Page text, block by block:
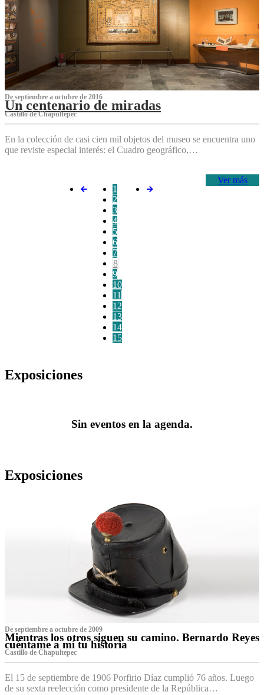
De septiembre a octubre de 2016
Un centenario de miradas
Castillo de Chapultepec
En la colección de casi cien mil objetos del museo se encuentra uno
que reviste especial interés: el Cuadro geográfico,…
Ver más
1
2
3
4
5
6
7
8
9
10
11
12
13
14
15
Exposiciones
Sin eventos en la agenda.
Exposiciones
De septiembre a octubre de 2009
Mientras los otros siguen su camino. Bernardo Reyes
cuéntame a mí tu historia
Castillo de Chapultepec
El 15 de septiembre de 1906 Porfirio Díaz cumplió 76 años. Luego
de su sexta reelección como presidente de la República…